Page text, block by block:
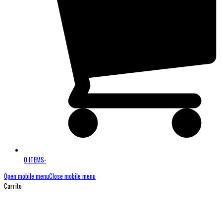
0 ITEMS-
Open mobile menuClose mobile menu
Carrito